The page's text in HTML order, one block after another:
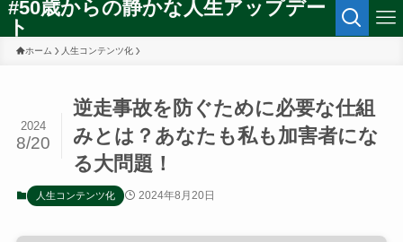
#50歳からの静かな人生アップデー
ト
ホーム 人生コンテンツ化
逆走事故を防ぐために必要な仕組
みとは？あなたも私も加害者にな
る大問題！
2024
8/20
人生コンテンツ化 2024年8月20日